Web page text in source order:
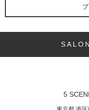
5|Sゲスト (1記事)
ヘアスタイル (52記事)
5